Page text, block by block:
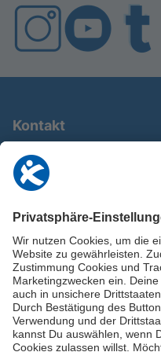
Kontakt
0911 / 9234 950
info@deutschland-im-plus.de
Impressum
Online-
Stellen Sie hier Ihre Fragen und
Informationen von unseren
Beratungshotline: 0800 /